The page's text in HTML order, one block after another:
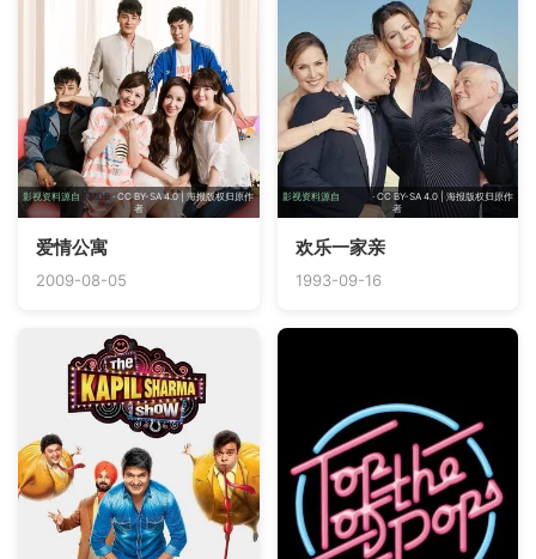
影视资料源自 TMDB· CC BY-SA 4.0 | 海报版权归原作
者
爱情公寓
2009-08-05
影视资料源自 TMDB· CC BY-SA 4.0 | 海报版权归原作
者
欢乐一家亲
1993-09-16